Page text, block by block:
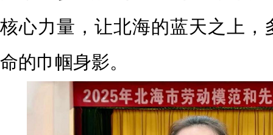
核心力量，让北海的蓝天之上，
命的巾帼身影。